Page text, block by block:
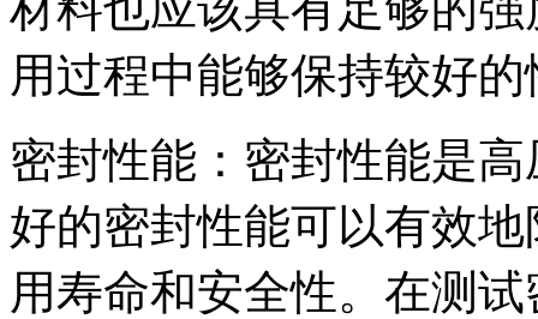
用过程中能够保持较好
密封性能：密封性能是
好的密封性能可以有效
用寿命和安全性。在测